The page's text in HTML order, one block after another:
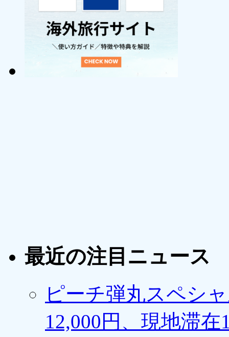
最近の注目ニュース
ピーチ弾丸スペシ
12,000円、現地滞